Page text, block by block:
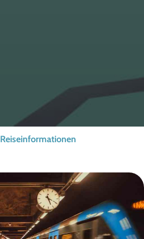
Reiseinformationen